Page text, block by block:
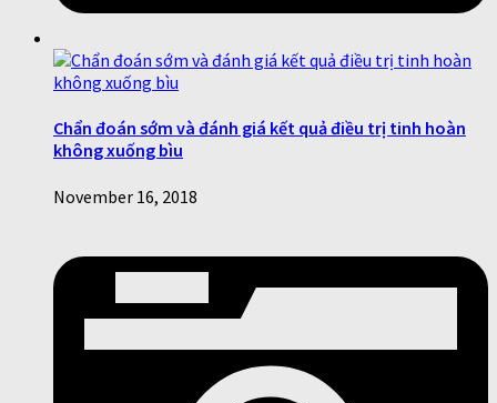
Chẩn đoán sớm và đánh giá kết quả điều trị tinh hoàn
không xuống bìu
November 16, 2018